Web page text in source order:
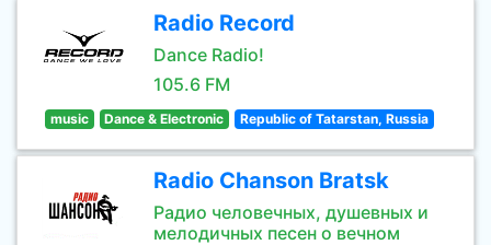
Radio Record
Dance Radio!
105.6 FM
music Dance & Electronic Republic of Tatarstan, Russia
Radio Chanson Bratsk
Радио человечных, душевных и
мелодичных песен о вечном